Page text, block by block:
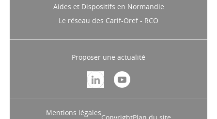
Aides et Dispositifs en Normandie
Le réseau des Carif-Oref - RCO
Proposer une actualité
Mentions légales